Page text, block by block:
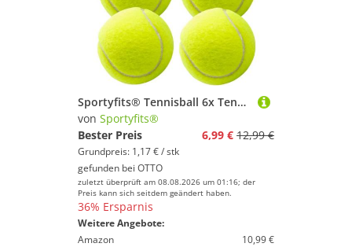
Sportyfits® Tennisball 6x Tennisbälle Sport & Tennis - Training und Wettkampf (6er Set, 6-St., 6x Tennisball)
von Sportyfits®
Bester Preis
6,99 € 12,99 €
Grundpreis: 1,17 € / stk
gefunden bei OTTO
zuletzt überprüft am 08.08.2026 um 01:16; der
Preis kann sich seitdem geändert haben.
36% Ersparnis
Weitere Angebote:
Amazon
10,99 €